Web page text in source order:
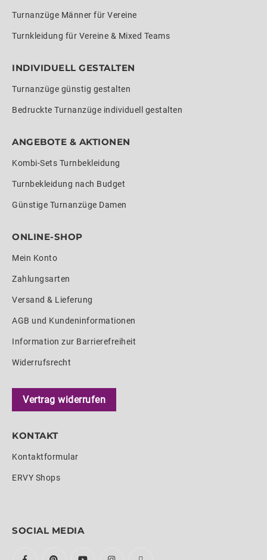
Turnanzüge Männer für Vereine
Turnkleidung für Vereine & Mixed Teams
INDIVIDUELL GESTALTEN
Turnanzüge günstig gestalten
Bedruckte Turnanzüge individuell gestalten
ANGEBOTE & AKTIONEN
Kombi-Sets Turnbekleidung
Turnbekleidung nach Budget
Günstige Turnanzüge Damen
ONLINE-SHOP
Mein Konto
Zahlungsarten
Versand & Lieferung
AGB und Kundeninformationen
Information zur Barrierefreiheit
Widerrufsrecht
Vertrag widerrufen
KONTAKT
Kontaktformular
ERVY Shops
SOCIAL MEDIA